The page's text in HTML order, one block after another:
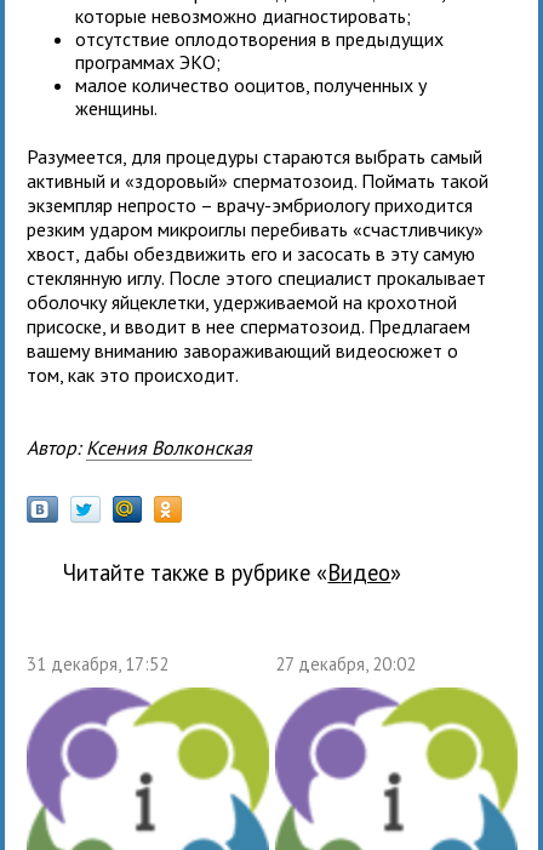
которые невозможно диагностировать;
отсутствие оплодотворения в предыдущих
программах ЭКО;
малое количество ооцитов, полученных у
женщины.
Разумеется, для процедуры стараются выбрать самый
активный и «здоровый» сперматозоид. Поймать такой
экземпляр непросто – врачу-эмбриологу приходится
резким ударом микроиглы перебивать «счастливчику»
хвост, дабы обездвижить его и засосать в эту самую
стеклянную иглу. После этого специалист прокалывает
оболочку яйцеклетки, удерживаемой на крохотной
присоске, и вводит в нее сперматозоид. Предлагаем
вашему вниманию завораживающий видеосюжет о
том, как это происходит.
Автор: Ксения Волконская
Читайте также в рубрике « Видео»
31 декабря, 17:52 27 декабря, 20:02